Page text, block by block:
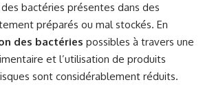
bactéries présentes dans des
préparés ou mal stockés. En
des bactéries possibles à travers une
et l’utilisation de produits
sont considérablement réduits.